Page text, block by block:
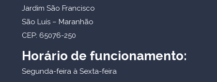
Jardim São Francisco
São Luís – Maranhão
CEP: 65076-250
Horário de funcionamento:
Segunda-feira à Sexta-feira